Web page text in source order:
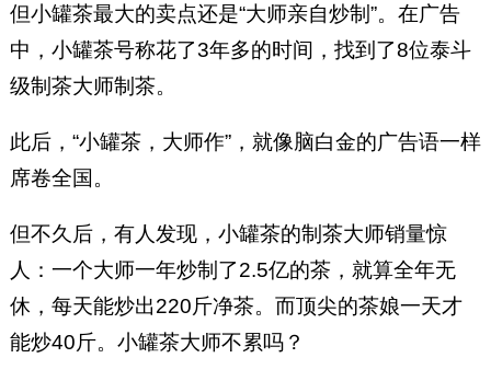
但小罐茶最大的卖点还是“大师亲自炒制”。在广告
中，小罐茶号称花了3年多的时间，找到了8位泰斗
级制茶大师制茶。
此后，“小罐茶，大师作”，就像脑白金的广告语一样
席卷全国。
但不久后，有人发现，小罐茶的制茶大师销量惊
人：一个大师一年炒制了2.5亿的茶，就算全年无
休，每天能炒出220斤净茶。而顶尖的茶娘一天才
能炒40斤。小罐茶大师不累吗？